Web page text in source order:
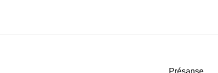
Présanse